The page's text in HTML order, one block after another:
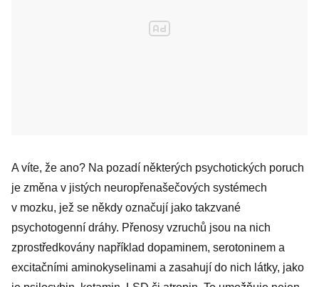
A víte, že ano? Na pozadí některých psychotických poruch
je změna v jistých neuropřenašečových systémech
v mozku, jež se někdy označují jako takzvané
psychotogenní dráhy. Přenosy vzruchů jsou na nich
zprostředkovány například dopaminem, serotoninem a
excitačními aminokyselinami a zasahují do nich látky, jako